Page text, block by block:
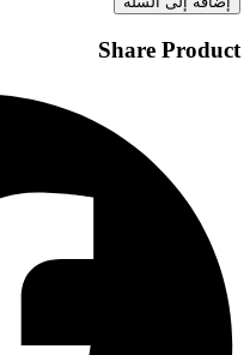
Share Product